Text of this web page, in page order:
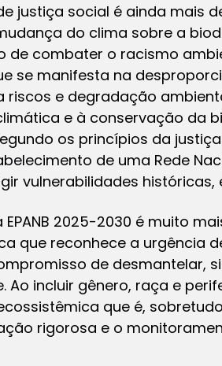
justiça social é ainda mais
do clima sobre a
de combater o racismo
se manifesta na
riscos e degradação
e à conservação da
os princípios da
de uma Rede
vulnerabilidades
EPANB 2025-2030 é muito
que reconhece a urgência
de desmantelar,
Ao incluir gênero, raça e
que é,
rigorosa e o